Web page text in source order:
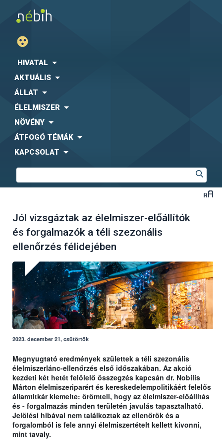
HIVATAL
AKTUÁLIS
ÁLLAT
ÉLELMISZER
NÖVÉNY
ÁTFOGÓ TÉMÁK
KAPCSOLAT
Jól vizsgáztak az élelmiszer-előállítók
és forgalmazók a téli szezonális
ellenőrzés félidejében
2023. december 21, csütörtök
Megnyugtató eredmények születtek a téli szezonális
élelmiszerlánc-ellenőrzés első időszakában. Az akció
kezdeti két hetét felölelő összegzés kapcsán dr. Nobilis
Márton élelmiszeriparért és kereskedelempolitikáért felelős
államtitkár kiemelte: örömteli, hogy az élelmiszer-előállítás
és - forgalmazás minden területén javulás tapasztalható.
Jelölési hibával nem találkoztak az ellenőrök és a
forgalomból is fele annyi élelmiszertételt kellett kivonni,
mint tavaly.